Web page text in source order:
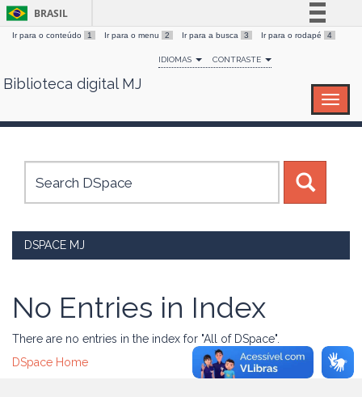
Skip
BRASIL
Simplifique!
Comunica BR
Canais
Ir para o conteúdo 1 Ir para o menu 2 Ir para a busca 3 Ir para o rodapé 4
IDIOMAS CONTRASTE
Biblioteca digital MJ
DSPACE MJ
No Entries in Index
There are no entries in the index for "All of DSpace".
DSpace Home